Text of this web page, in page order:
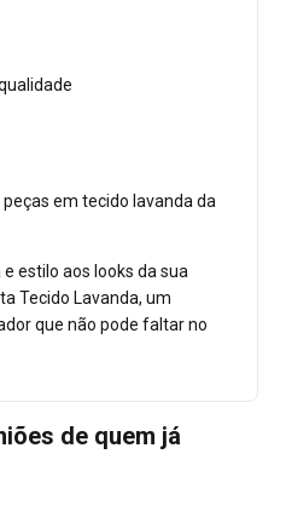
em tecido lavanda da
estilo aos looks da sua
Tecido Lavanda, um
que não pode faltar no
de quem já